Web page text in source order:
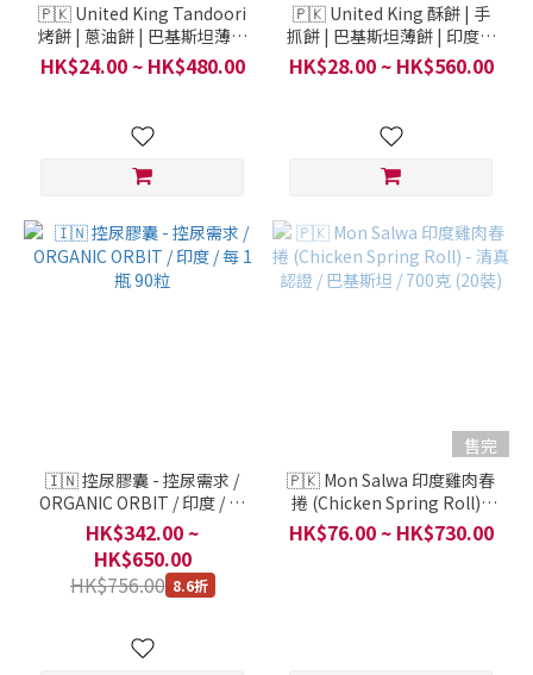
🇵🇰 United King Tandoori
烤餅 | 蔥油餅 | 巴基斯坦薄餅
| 印度薄餅 (Tandoori Naan)
8 吋 8 片裝 - 清真認證 / 巴基
HK$24.00 ~ HK$480.00
🇵🇰 United King 酥餅 | 手
抓餅 | 巴基斯坦薄餅 | 印度薄
餅 (原味, Flatbreads,
Paratha) 8 吋 8 片裝 - 清真
片裝)
HK$28.00 ~ HK$560.00
🇮🇳 控尿膠囊 - 控尿需求 /
ORGANIC ORBIT / 印度 / 每
1 瓶 90粒
HK$342.00 ~
HK$650.00
HK$756.00 8.6折
售完
🇵🇰 Mon Salwa 印度雞肉春
捲 (Chicken Spring Roll) -
清真認證 / 巴基斯坦 / 700克
(20裝)
HK$76.00 ~ HK$730.00